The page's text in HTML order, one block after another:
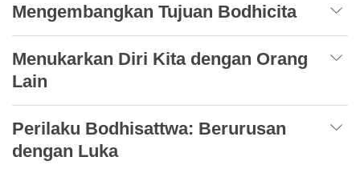
Mengembangkan Tujuan Bodhicita
Menukarkan Diri Kita dengan Orang
Lain
Perilaku Bodhisattwa: Berurusan
dengan Luka